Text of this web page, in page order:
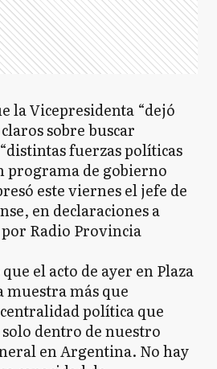
la Vicepresidenta “dejó
sobre buscar
fuerzas políticas
programa de gobierno
este viernes el jefe de
en declaraciones a
Radio Provincia
el acto de ayer en Plaza
muestra más que
política que
dentro de nuestro
en Argentina. No hay